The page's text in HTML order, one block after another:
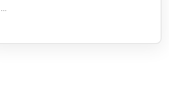
…